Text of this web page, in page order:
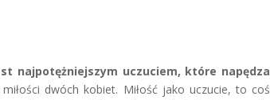
najpotężniejszym uczuciem, które napędza
dwóch kobiet. Miłość jako uczucie, to coś